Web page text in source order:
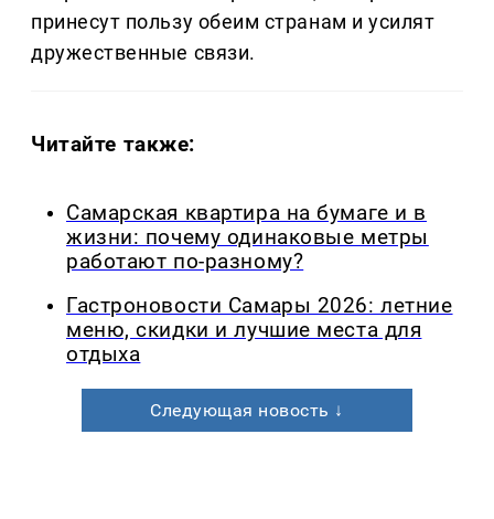
принесут пользу обеим странам и усилят
дружественные связи.
Читайте также:
Самарская квартира на бумаге и в
жизни: почему одинаковые метры
работают по-разному?
Гастроновости Самары 2026: летние
меню, скидки и лучшие места для
отдыха
Следующая новость ↓